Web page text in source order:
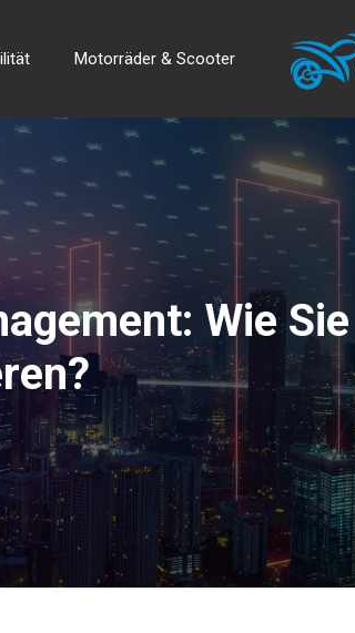
Motorräder & Scooter
Wie